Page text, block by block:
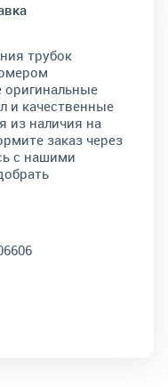
трубок
оригинальные
и качественные
из наличия на
заказ через
с нашими